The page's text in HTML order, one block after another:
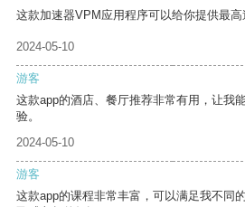
这款加速器VPM应用程序可以给你提供最高
2024-05-10
游客
这款app的酒店、餐厅推荐非常有用，让我
验。
2024-05-10
游客
这款app的课程非常丰富，可以满足我不同